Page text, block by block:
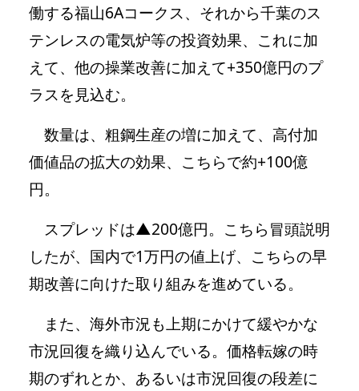
働する福山6Aコークス、それから千葉のス
テンレスの電気炉等の投資効果、これに加
えて、他の操業改善に加えて+350億円のプ
ラスを見込む。
数量は、粗鋼生産の増に加えて、高付加
価値品の拡大の効果、こちらで約+100億
円。
スプレッドは▲200億円。こちら冒頭説明
したが、国内で1万円の値上げ、こちらの早
期改善に向けた取り組みを進めている。
また、海外市況も上期にかけて緩やかな
市況回復を織り込んでいる。価格転嫁の時
期のずれとか、あるいは市況回復の段差に